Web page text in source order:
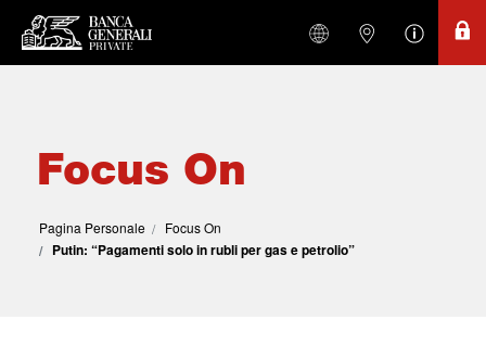
Focus On
Pagina Personale Focus On
Putin: “Pagamenti solo in rubli per gas e petrolio”